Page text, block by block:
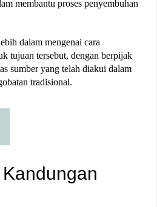
membantu proses penyembuhan
dalam mengenai cara
tujuan tersebut, dengan berpijak
sumber yang telah diakui dalam
tradisional.